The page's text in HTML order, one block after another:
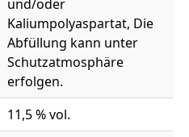
und/oder
Kaliumpolyaspartat, Die
Abfüllung kann unter
Schutzatmosphäre
erfolgen.
11,5 % vol.